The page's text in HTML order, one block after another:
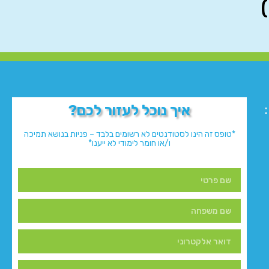
איך נוכל לעזור לכם?
*טופס זה הינו לסטודנטים לא רשומים בלבד – פניות בנושא תמיכה
ו/או חומר לימודי לא ייענו*